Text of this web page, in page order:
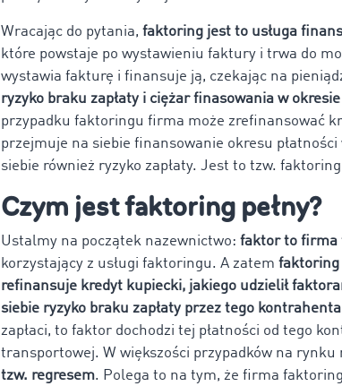
Wracając do pytania, faktoring jest to usługa
które powstaje po wystawieniu faktury i trwa do
wystawia fakturę i finansuje ją, czekając na
ryzyko braku zapłaty i ciężar finasowania w
przypadku faktoringu firma może zrefinansować
przejmuje na siebie finansowanie okresu
siebie również ryzyko zapłaty. Jest to tzw. faktoring
Czym jest faktoring pełny?
Ustalmy na początek nazewnictwo: faktor to firma
korzystający z usługi faktoringu. A zatem faktoring
refinansuje kredyt kupiecki, jakiego udzielił
siebie ryzyko braku zapłaty przez tego kontrahenta
zapłaci, to faktor dochodzi tej płatności od tego
transportowej. W większości przypadków na rynku
tzw. regresem. Polega to na tym, że firma